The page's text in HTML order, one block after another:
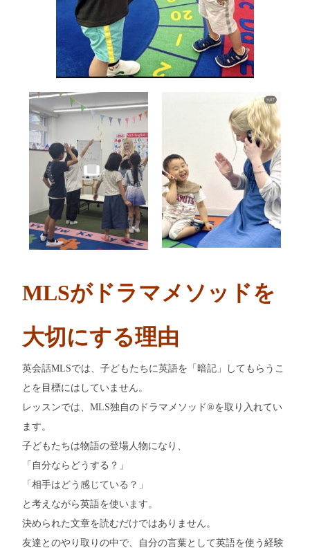
MLSがドラマメソッドを
大切にする理由
英会話MLSでは、子どもたちに英語を「暗記」してもらうこ
とを目標にはしていません。
レッスンでは、MLS独自のドラマメソッド®を取り入れてい
ます。
子どもたちは物語の登場人物になり、
「自分ならどうする？」
「相手はどう感じている？」
と考えながら英語を使います。
決められた文章を読むだけではありません。
友達とのやり取りの中で、自分の言葉として英語を使う経験